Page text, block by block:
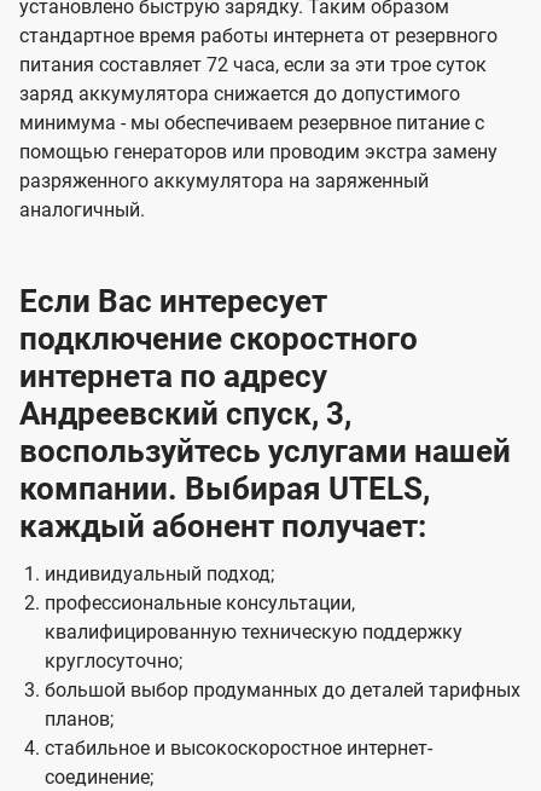
установлено быструю зарядку. Таким образом
стандартное время работы интернета от резервного
питания составляет 72 часа, если за эти трое суток
заряд аккумулятора снижается до допустимого
минимума - мы обеспечиваем резервное питание с
помощью генераторов или проводим экстра замену
разряженного аккумулятора на заряженный
аналогичный.
Если Вас интересует
подключение скоростного
интернета по адресу
Андреевский спуск, 3,
воспользуйтесь услугами нашей
компании. Выбирая UTELS,
каждый абонент получает:
индивидуальный подход;
профессиональные консультации,
квалифицированную техническую поддержку
круглосуточно;
большой выбор продуманных до деталей тарифных
планов;
стабильное и высокоскоростное интернет-
соединение;